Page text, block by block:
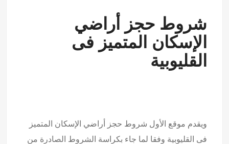
شروط حجز أراضي
الإسكان المتميز فى
القليوبية
ويقدم موقع الأول شروط حجز أراضي الإسكان المتميز
فى القليوبية وفقا لما جاء بكراسة الشروط الصادرة من